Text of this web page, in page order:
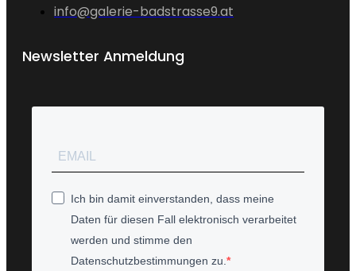
info@galerie-badstrasse9.at
Newsletter Anmeldung
Ich bin damit einverstanden, dass meine
Daten für diesen Fall elektronisch verarbeitet
werden und stimme den
Datenschutzbestimmungen zu.